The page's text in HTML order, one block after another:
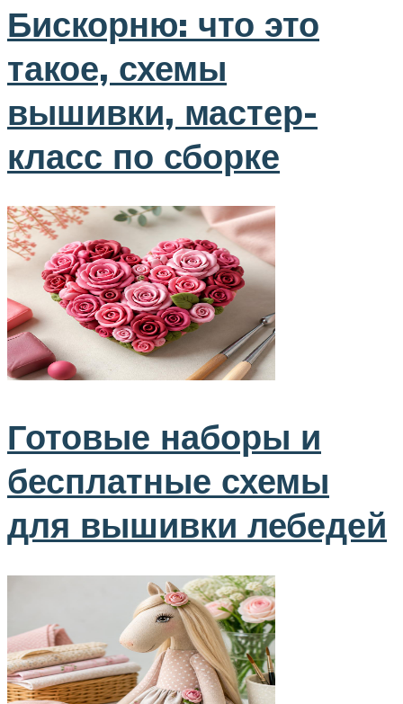
Бискорню: что это
такое, схемы
вышивки, мастер-
класс по сборке
Готовые наборы и
бесплатные схемы
для вышивки лебедей